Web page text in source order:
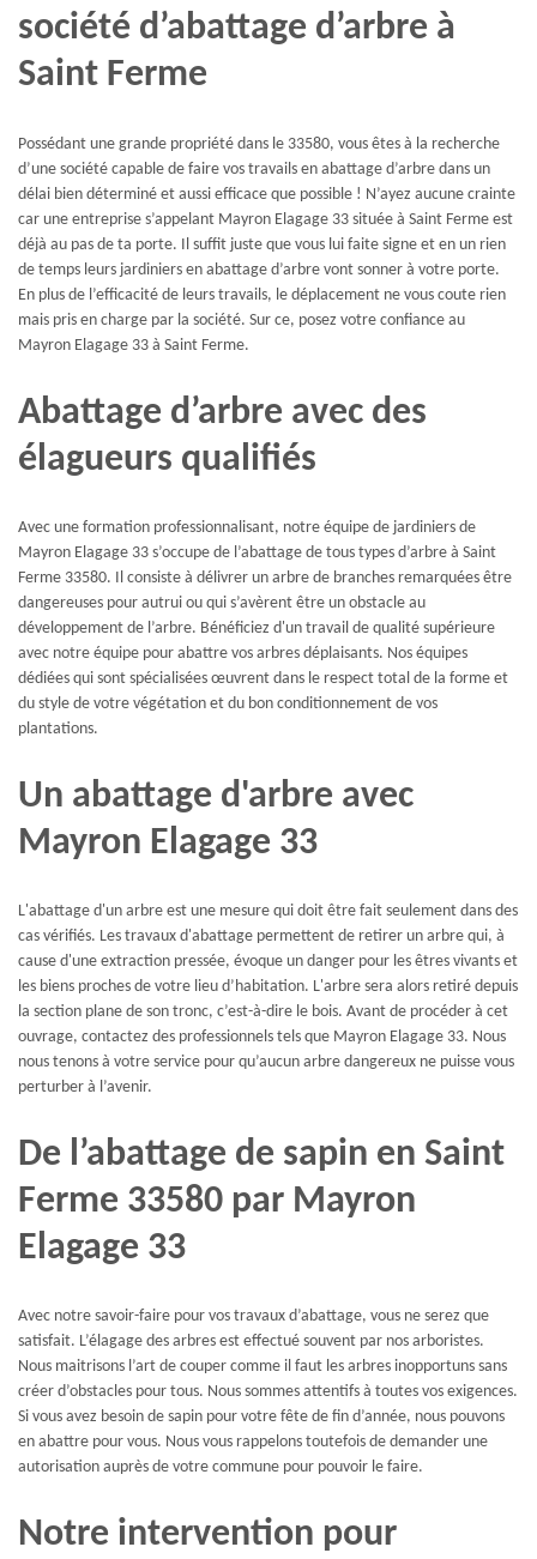
société d’abattage d’arbre à
Saint Ferme
Possédant une grande propriété dans le 33580, vous êtes à la recherche
d’une société capable de faire vos travails en abattage d’arbre dans un
délai bien déterminé et aussi efficace que possible ! N’ayez aucune crainte
car une entreprise s’appelant Mayron Elagage 33 située à Saint Ferme est
déjà au pas de ta porte. Il suffit juste que vous lui faite signe et en un rien
de temps leurs jardiniers en abattage d’arbre vont sonner à votre porte.
En plus de l’efficacité de leurs travails, le déplacement ne vous coute rien
mais pris en charge par la société. Sur ce, posez votre confiance au
Mayron Elagage 33 à Saint Ferme.
Abattage d’arbre avec des
élagueurs qualifiés
Avec une formation professionnalisant, notre équipe de jardiniers de
Mayron Elagage 33 s’occupe de l’abattage de tous types d’arbre à Saint
Ferme 33580. Il consiste à délivrer un arbre de branches remarquées être
dangereuses pour autrui ou qui s’avèrent être un obstacle au
développement de l’arbre. Bénéficiez d'un travail de qualité supérieure
avec notre équipe pour abattre vos arbres déplaisants. Nos équipes
dédiées qui sont spécialisées œuvrent dans le respect total de la forme et
du style de votre végétation et du bon conditionnement de vos
plantations.
Un abattage d'arbre avec
Mayron Elagage 33
L'abattage d'un arbre est une mesure qui doit être fait seulement dans des
cas vérifiés. Les travaux d'abattage permettent de retirer un arbre qui, à
cause d'une extraction pressée, évoque un danger pour les êtres vivants et
les biens proches de votre lieu d’habitation. L'arbre sera alors retiré depuis
la section plane de son tronc, c’est-à-dire le bois. Avant de procéder à cet
ouvrage, contactez des professionnels tels que Mayron Elagage 33. Nous
nous tenons à votre service pour qu’aucun arbre dangereux ne puisse vous
perturber à l’avenir.
De l’abattage de sapin en Saint
Ferme 33580 par Mayron
Elagage 33
Avec notre savoir-faire pour vos travaux d’abattage, vous ne serez que
satisfait. L’élagage des arbres est effectué souvent par nos arboristes.
Nous maitrisons l’art de couper comme il faut les arbres inopportuns sans
créer d’obstacles pour tous. Nous sommes attentifs à toutes vos exigences.
Si vous avez besoin de sapin pour votre fête de fin d’année, nous pouvons
en abattre pour vous. Nous vous rappelons toutefois de demander une
autorisation auprès de votre commune pour pouvoir le faire.
Notre intervention pour